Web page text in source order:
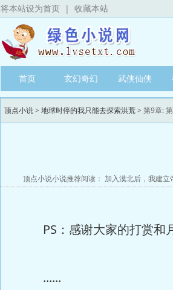
将本站设为首页 | 收藏本站
首页 玄幻奇幻 武侠仙侠
顶点小说> 地球时停的我只能去探索洪荒> 第9章:
顶点小说小说推荐阅读： 加入漠北后，我建立
PS：感谢大家的打赏和
......